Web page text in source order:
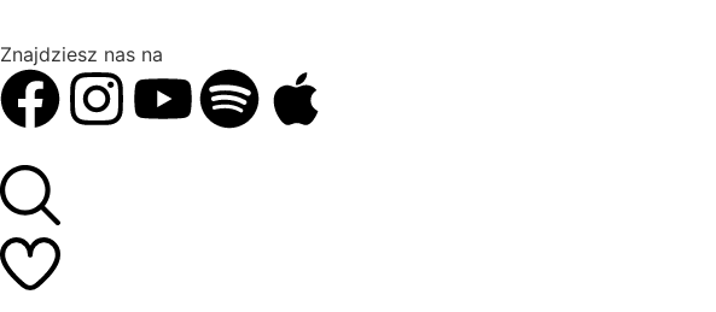
Znajdziesz nas na